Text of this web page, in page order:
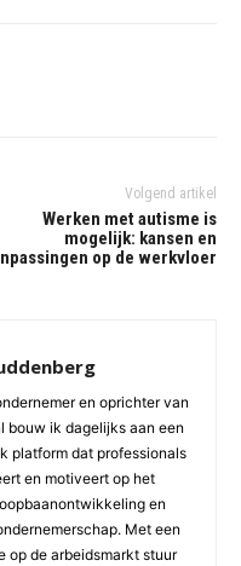
Volgend artikel
Werken met autisme is
mogelijk: kansen en
op de werkvloer
en oprichter van
bouw ik dagelijks aan een
platform dat professionals
en motiveert op het
en
Met een
op de arbeidsmarkt stuur